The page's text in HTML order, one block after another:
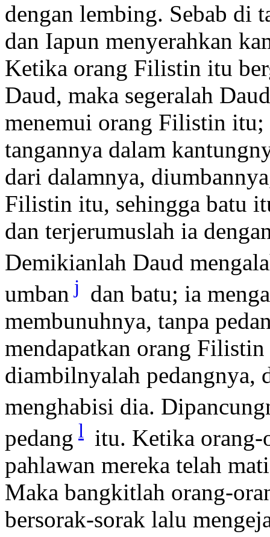
dengan lembing. Sebab di
dan Iapun menyerahkan
Ketika orang Filistin itu
Daud, maka segeralah
menemui orang Filistin itu;
tangannya dalam
dari dalamnya,
Filistin itu, sehingga batu
dan terjerumuslah ia
Demikianlah Daud
umban j dan batu; ia
membunuhnya, tanpa
mendapatkan orang
diambilnyalah pedangnya,
menghabisi dia.
pedang l
itu. Ketika
pahlawan mereka telah
Maka bangkitlah orang-
bersorak-sorak lalu